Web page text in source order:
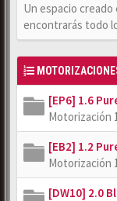
Un espacio
encontrarás todo
[EP6] 1.6
Motorización
[EB2] 1.2
Motorización
[DW10] 2.0